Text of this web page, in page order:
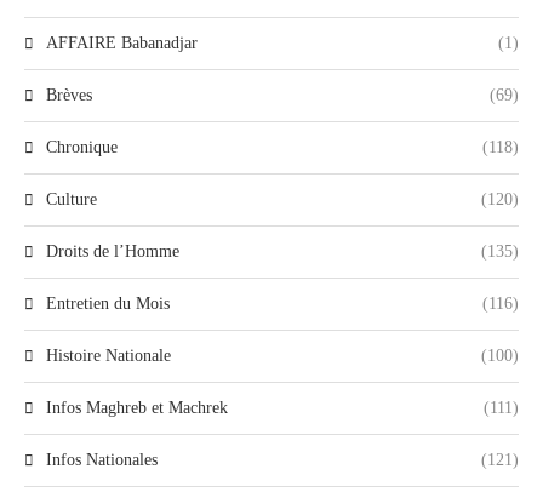
AFFAIRE Babanadjar (1)
Brèves (69)
Chronique (118)
Culture (120)
Droits de l’Homme (135)
Entretien du Mois (116)
Histoire Nationale (100)
Infos Maghreb et Machrek (111)
Infos Nationales (121)